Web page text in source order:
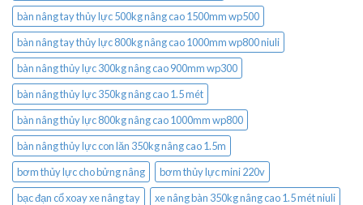
bàn nâng tay thủy lực 500kg nâng cao 1500mm wp500
bàn nâng tay thủy lực 800kg nâng cao 1000mm wp800 niuli
bàn nâng thủy lực 300kg nâng cao 900mm wp300
bàn nâng thủy lực 350kg nâng cao 1.5 mét
bàn nâng thủy lực 800kg nâng cao 1000mm wp800
bàn nâng thủy lực con lăn 350kg nâng cao 1.5m
bơm thủy lực cho bửng nâng
bơm thủy lực mini 220v
bạc đạn cổ xoay xe nâng tay
xe nâng bàn 350kg nâng cao 1.5 mét niuli